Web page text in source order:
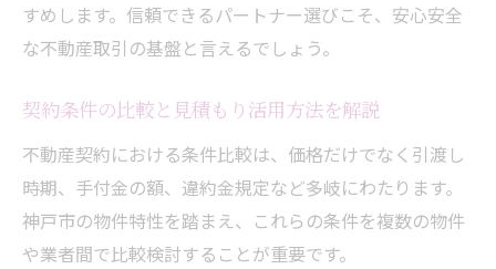
すめします。信頼できるパートナー選びこそ、安心安全
な不動産取引の基盤と言えるでしょう。
契約条件の比較と見積もり活用方法を解説
不動産契約における条件比較は、価格だけでなく引渡し
時期、手付金の額、違約金規定など多岐にわたります。
神戸市の物件特性を踏まえ、これらの条件を複数の物件
や業者間で比較検討することが重要です。